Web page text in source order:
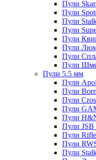
Пули
Пули
Пули
Пули
Пули
Пули
Пули
Пули
Пули 5.5 мм
Пули
Пули
Пули
Пули
Пули
Пули
Пули
Пули
Пули